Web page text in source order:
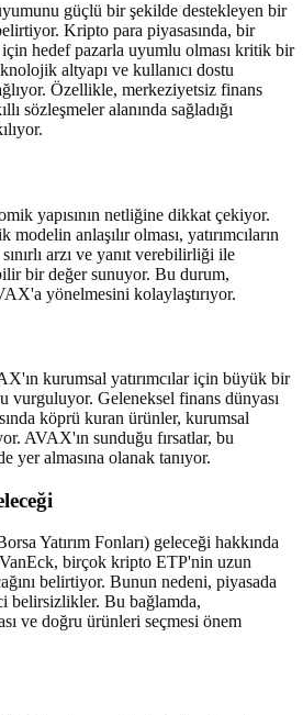
güçlü bir şekilde destekleyen bir
Kripto para piyasasında, bir
için hedef pazarla uyumlu olması kritik bir
altyapı ve kullanıcı dostu
Özellikle, merkeziyetsiz finans
sözleşmeler alanında sağladığı
yapısının netliğine dikkat çekiyor.
anlaşılır olması, yatırımcıların
arzı ve yanıt verebilirliği ile
bir değer sunuyor. Bu durum,
yönelmesini kolaylaştırıyor.
kurumsal yatırımcılar için büyük bir
vurguluyor. Geleneksel finans dünyası
köprü kuran ürünler, kurumsal
AVAX'ın sunduğu fırsatlar, bu
yer almasına olanak tanıyor.
Yatırım Fonları) geleceği hakkında
birçok kripto ETP'nin uzun
belirtiyor. Bunun nedeni, piyasada
belirsizlikler. Bu bağlamda,
ve doğru ürünleri seçmesi önem